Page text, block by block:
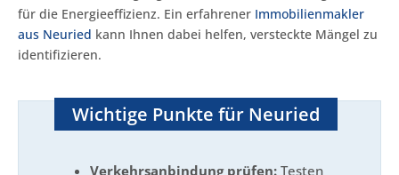
für die Energieeffizienz. Ein erfahrener Immobilienmakler
aus Neuried kann Ihnen dabei helfen, versteckte Mängel zu
identifizieren.
Wichtige Punkte für Neuried
Verkehrsanbindung prüfen:Testen